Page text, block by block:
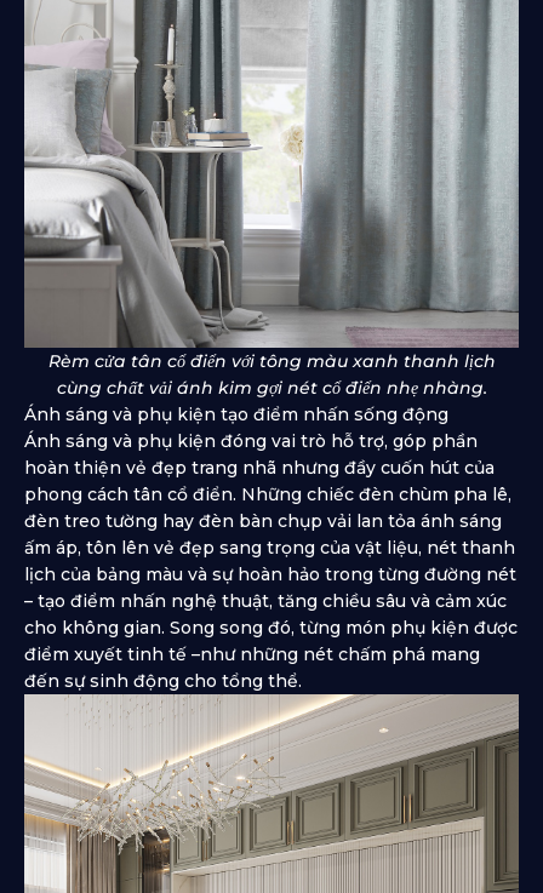
Rèm cửa tân cổ điển với tông màu xanh thanh lịch
cùng chất vải ánh kim gợi nét cổ điển nhẹ nhàng.
Ánh sáng và phụ kiện tạo điểm nhấn sống động
Ánh sáng và phụ kiện đóng vai trò hỗ trợ, góp phần
hoàn thiện vẻ đẹp trang nhã nhưng đầy cuốn hút của
phong cách tân cổ điển. Những chiếc đèn chùm pha lê,
đèn treo tường hay đèn bàn chụp vải lan tỏa ánh sáng
ấm áp, tôn lên vẻ đẹp sang trọng của vật liệu, nét thanh
lịch của bảng màu và sự hoàn hảo trong từng đường nét
– tạo điểm nhấn nghệ thuật, tăng chiều sâu và cảm xúc
cho không gian. Song song đó, từng món phụ kiện được
điểm xuyết tinh tế –như những nét chấm phá mang
đến sự sinh động cho tổng thể.